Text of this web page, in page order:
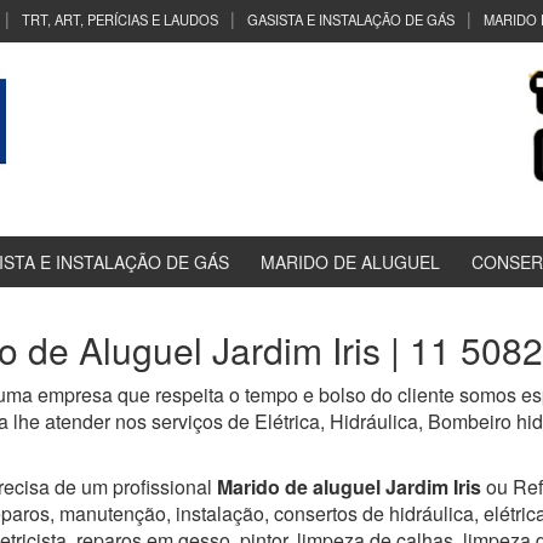
TRT, ART, PERÍCIAS E LAUDOS GASISTA E INSTALAÇÃO DE GÁS MARIDO
E INSTALAÇÃO DE GÁS MARIDO DE ALUGUEL
de Aluguel Jardim Iris | 11
empresa que respeita o tempo e bolso do cliente somos
atender nos serviços de Elétrica, Hidráulica, Bombeiro
de um profissional Marido de aluguel Jardim Irisou
manutenção, instalação, consertos de hidráulica,